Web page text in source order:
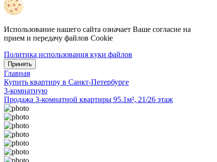
Использование нашего сайта означает Ваше согласие на
прием и передачу файлов Cookie
Политика использования куки файлов
Принять
Главная
Купить квартиру в Санкт-Петербурге
3-комнатную
Продажа 3-комнатной квартиры 95.1м², 21/26 этаж